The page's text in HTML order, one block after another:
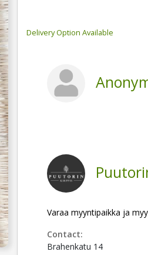
Delivery Option Available
Varaa myyntipaikka ja
Contact:
Brahenkatu 14